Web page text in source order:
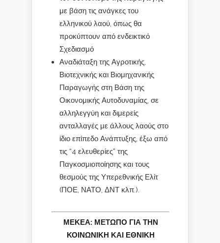
με βάση τις ανάγκες του
ελληνικού λαού, όπως θα
προκύπτουν από ενδεικτικό
Σχεδιασμό
Αναδιάταξη της Αγροτικής,
Βιοτεχνικής και Βιομηχανικής
Παραγωγής στη Βάση της
Οικονομικής Αυτοδυναμίας, σε
αλληλεγγύη και διμερείς
ανταλλαγές με άλλους λαούς στο
ίδιο επίπεδο Ανάπτυξης, έξω από
τις “4 ελευθερίες” της
Παγκοσμιοποίησης και τους
θεσμούς της Υπερεθνικής Ελίτ
(ΠΟΕ, ΝΑΤΟ, ΔΝΤ κλπ.).
ΜΕΚΕΑ: ΜΕΤΩΠΟ ΓΙΑ ΤΗΝ
ΚΟΙΝΩΝΙΚΗ ΚΑΙ ΕΘΝΙΚΗ